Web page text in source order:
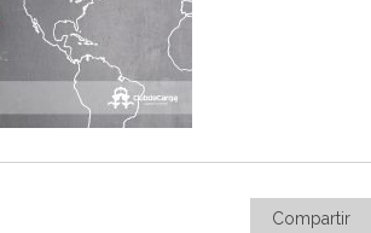
Compartir